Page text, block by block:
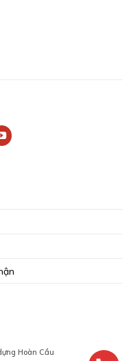
Hoàn Cầu